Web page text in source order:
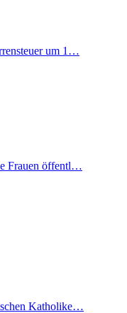
um 1…
Frauen öffentl…
Katholike…